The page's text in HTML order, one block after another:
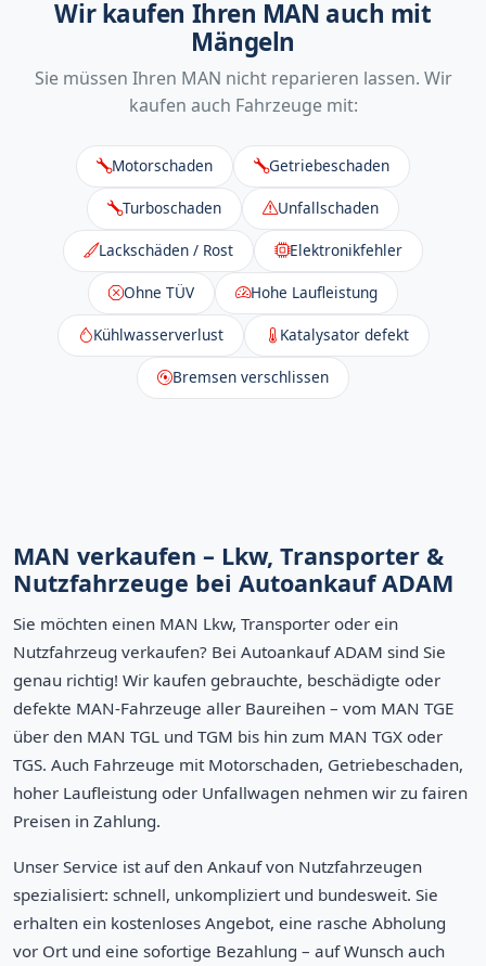
Wir kaufen Ihren MAN auch mit
Mängeln
Sie müssen Ihren MAN nicht reparieren lassen. Wir
kaufen auch Fahrzeuge mit:
Motorschaden Getriebeschaden
Turboschaden Unfallschaden
Lackschäden / Rost Elektronikfehler
Ohne TÜV Hohe Laufleistung
Kühlwasserverlust Katalysator defekt
Bremsen verschlissen
MAN verkaufen – Lkw, Transporter &
Nutzfahrzeuge bei Autoankauf ADAM
Sie möchten einen MAN Lkw, Transporter oder ein
Nutzfahrzeug verkaufen? Bei Autoankauf ADAM sind Sie
genau richtig! Wir kaufen gebrauchte, beschädigte oder
defekte MAN-Fahrzeuge aller Baureihen – vom MAN TGE
über den MAN TGL und TGM bis hin zum MAN TGX oder
TGS. Auch Fahrzeuge mit Motorschaden, Getriebeschaden,
hoher Laufleistung oder Unfallwagen nehmen wir zu fairen
Preisen in Zahlung.
Unser Service ist auf den Ankauf von Nutzfahrzeugen
spezialisiert: schnell, unkompliziert und bundesweit. Sie
erhalten ein kostenloses Angebot, eine rasche Abholung
vor Ort und eine sofortige Bezahlung – auf Wunsch auch